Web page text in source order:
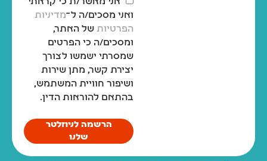
ואני מסכים/ה ל־מדיניות
הפרטיות של האתר,
ומסכים/ה כי הפרטים
שמסרתי ישמשו לצורך
יצירת קשר, מתן שירות
ושיפור חוויית המשתמש,
בהתאם להוראות הדין.
הרשמה לניוזלטר
שלנו